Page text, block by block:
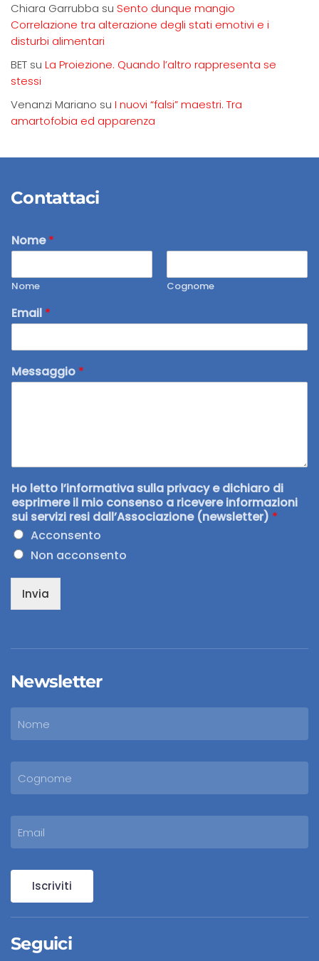
Chiara Garrubba su Sento dunque mangio
Correlazione tra alterazione degli stati emotivi e i
disturbi alimentari
BET su La Proiezione. Quando l’altro rappresenta se
stessi
Venanzi Mariano su I nuovi “falsi” maestri. Tra
amartofobia ed apparenza
Contattaci
Nome*
Nome Cognome
Email *
Messaggio *
Ho letto l’informativa sulla privacy e dichiaro di
esprimere il mio consenso a ricevere informazioni
sui servizi resi dall’Associazione (newsletter) *
Acconsento
Non acconsento
Invia
Newsletter
Iscriviti
Seguici